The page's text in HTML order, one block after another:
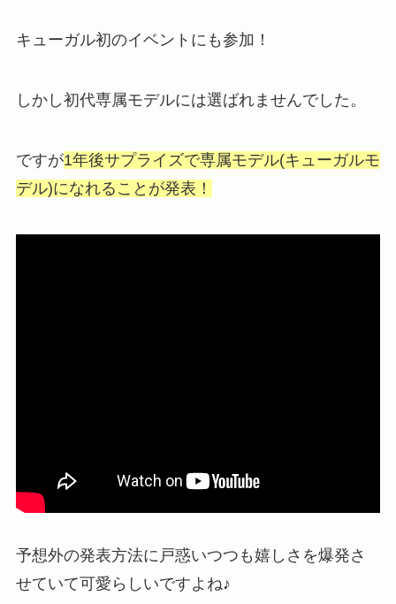
キューガル初のイベントにも参加！
しかし初代専属モデルには選ばれませんでした。
ですが1年後サプライズで専属モデル(キューガルモ
デル)になれることが発表！
予想外の発表方法に戸惑いつつも嬉しさを爆発さ
せていて可愛らしいですよね♪